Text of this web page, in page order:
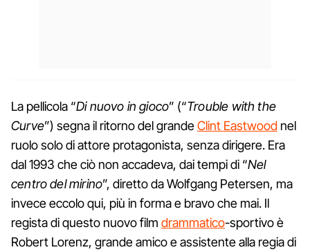
La pellicola “Di nuovo in gioco” (“Trouble with the
Curve”) segna il ritorno del grandeClint Eastwoodnel
ruolo solo di attore protagonista, senza dirigere. Era
dal 1993 che ciò non accadeva, dai tempi di “Nel
centro del mirino”, diretto da Wolfgang Petersen, ma
invece eccolo qui, più in forma e bravo che mai. Il
regista di questo nuovo film drammatico-sportivo è
Robert Lorenz, grande amico e assistente alla regia di